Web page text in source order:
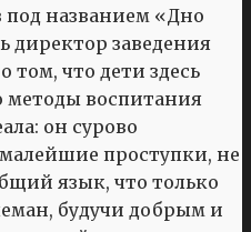
под названием «Дно
директор заведения
том, что дети здесь
методы воспитания
он сурово
проступки, не
язык, что только
будучи добрым и